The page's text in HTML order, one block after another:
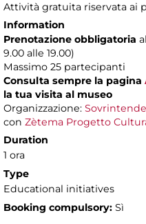
Attività gratuita riservata ai
Information
Prenotazione obbligatoria
9.00 alle 19.00)
Massimo 25 partecipanti
Consulta sempre la pagina
la tua visita al museo
Organizzazione:
con Zètema Progetto
Duration
1 ora
Type
Educational initiatives
Booking compulsory: Sì